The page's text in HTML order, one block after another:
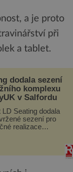
a je proto
při
a tablet.
dodala sezení
komplexu
v Salfordu
LD Seating dodala
sezení pro
realizace
Salfordu –
Komplex